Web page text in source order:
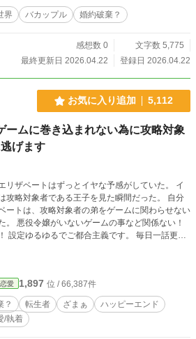
界 バカップル 婚約破棄？
感想数 0
文字数 5,775
最終更新日 2026.04.22
登録日 2026.04.22
お気に入り追加 5,112
ームに巻き込まれない為に攻略対象
げます
ザベートはずっとイヤな予感がしていた。 イ
略対象者である王子を見た瞬間だった。 自分
ートは、攻略対象者の弟をゲームに関わらせない
い！
恋愛 1,897 位 / 66,387件
？ 転生者 ざまぁ
ハッピーエンド
/執着